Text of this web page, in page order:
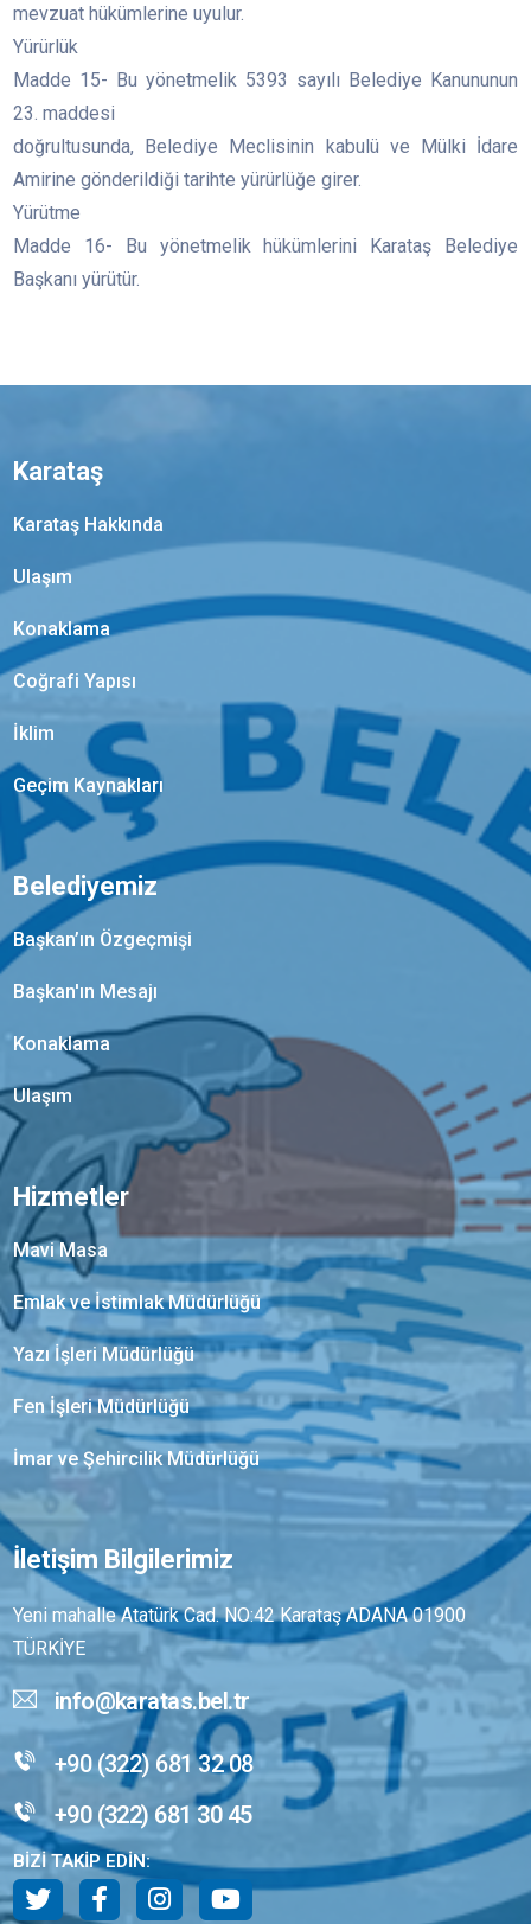
mevzuat hükümlerine uyulur.
Yürürlük
Madde 15- Bu yönetmelik 5393 sayılı Belediye Kanununun
23. maddesi
doğrultusunda, Belediye Meclisinin kabulü ve Mülki İdare
Amirine gönderildiği tarihte yürürlüğe girer.
Yürütme
Madde 16- Bu yönetmelik hükümlerini Karataş Belediye
Başkanı yürütür.
Karataş
Karataş Hakkında
Ulaşım
Konaklama
Coğrafi Yapısı
İklim
Geçim Kaynakları
Belediyemiz
Başkan’ın Özgeçmişi
Başkan'ın Mesajı
Konaklama
Ulaşım
Hizmetler
Mavi Masa
Emlak ve İstimlak Müdürlüğü
Yazı İşleri Müdürlüğü
Fen İşleri Müdürlüğü
İmar ve Şehircilik Müdürlüğü
İletişim Bilgilerimiz
Yeni mahalle Atatürk Cad. NO:42 Karataş ADANA 01900
TÜRKİYE
info@karatas.bel.tr
+90 (322) 681 32 08
+90 (322) 681 30 45
BİZİ TAKİP EDİN: